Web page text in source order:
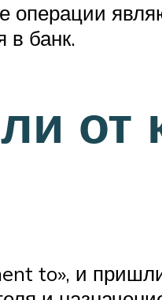
в банк.
to», и пришли